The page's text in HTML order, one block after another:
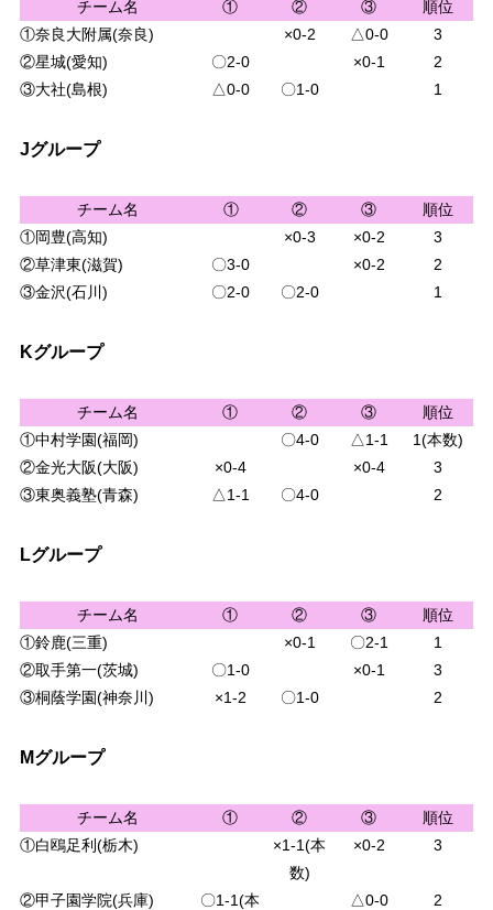
チーム名 ① ② ③
順位
①奈良大附属(奈良)
×0-2 △0-0
3
②星城(愛知)
〇2-0 ×0-1
2
③大社(島根)
△0-0 〇1-0 1
Jグループ
チーム名 ① ② ③
順位
①岡豊(高知)
×0-3 ×0-2
3
②草津東(滋賀)
〇3-0 ×0-2
2
③金沢(石川)
〇2-0 〇2-0 1
Kグループ
チーム名 ① ② ③
順位
①中村学園(福岡)
〇4-0 △1-1
1(本数)
②金光大阪(大阪)
×0-4 ×0-4
3
③東奥義塾(青森)
△1-1 〇4-0 2
Lグループ
チーム名 ① ② ③
順位
①鈴鹿(三重)
×0-1 〇2-1
1
②取手第一(茨城)
〇1-0 ×0-1
3
③桐蔭学園(神奈川)
×1-2 〇1-0 2
Mグループ
チーム名 ① ② ③
順位
①白鴎足利(栃木)
×1-1(本
数)
×0-2 3
②甲子園学院(兵庫)
〇1-1(本
△0-0 2